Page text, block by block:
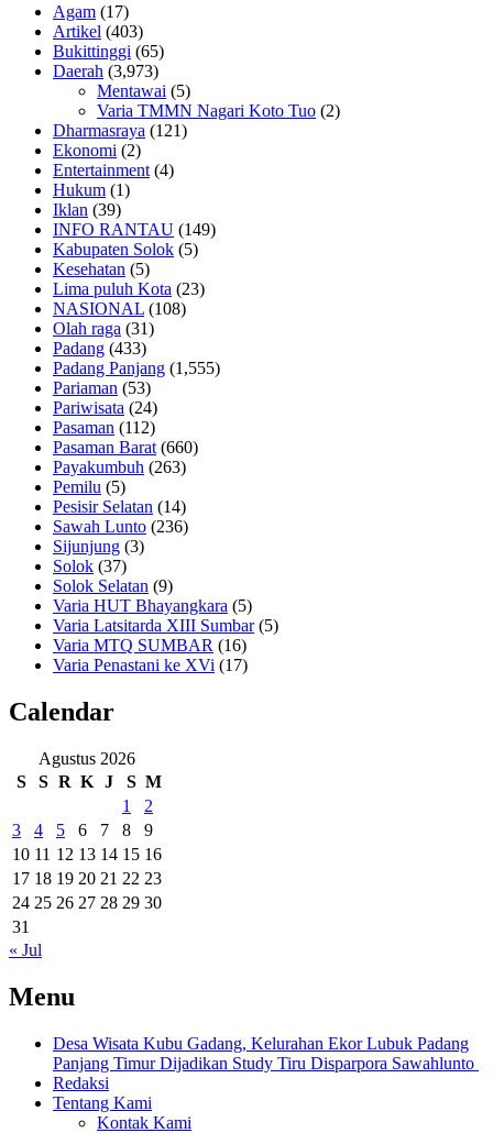
Agam (17)
Artikel (403)
Bukittinggi (65)
Daerah (3,973)
Mentawai (5)
Varia TMMN Nagari Koto Tuo (2)
Dharmasraya (121)
Ekonomi (2)
Entertainment (4)
Hukum (1)
Iklan (39)
INFO RANTAU (149)
Kabupaten Solok (5)
Kesehatan (5)
Lima puluh Kota (23)
NASIONAL (108)
Olah raga (31)
Padang (433)
Padang Panjang (1,555)
Pariaman (53)
Pariwisata (24)
Pasaman (112)
Pasaman Barat (660)
Payakumbuh (263)
Pemilu (5)
Pesisir Selatan (14)
Sawah Lunto (236)
Sijunjung (3)
Solok (37)
Solok Selatan (9)
Varia HUT Bhayangkara (5)
Varia Latsitarda XIII Sumbar(5)
Varia MTQ SUMBAR (16)
Varia Penastani ke XVi (17)
Calendar
Agustus 2026
S
S R K J S M
1
2
3
4 5 6 7 8
9
10 11 12 13 14 15 16
17 18 19 20 21 22 23
24 25 26 27 28 29 30
31
« Jul
Menu
Desa Wisata Kubu Gadang, Kelurahan Ekor Lubuk Padang
Panjang Timur Dijadikan Study Tiru Disparpora Sawahlunto
Redaksi
Tentang Kami
Kontak Kami